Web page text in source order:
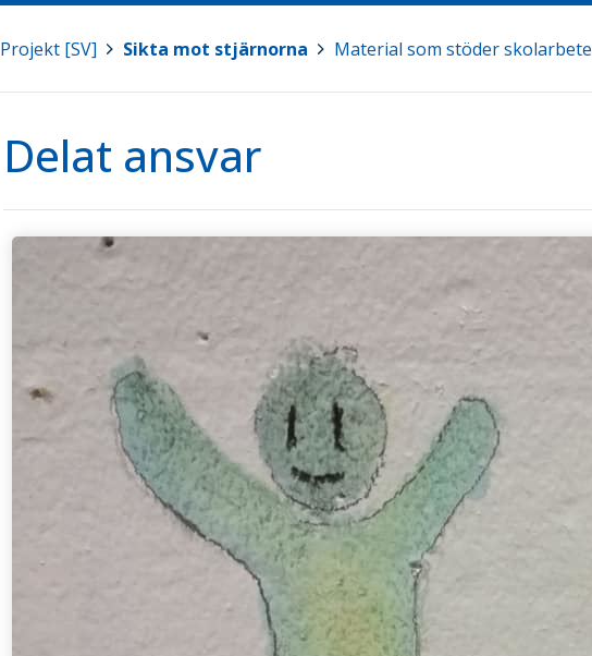
Projekt [SV] Sikta mot stjärnorna Material som stöder skolarbete
Delat ansvar